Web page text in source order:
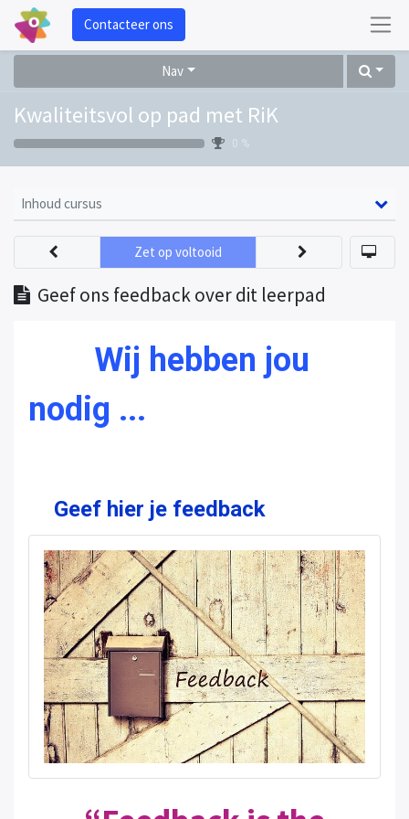
Contacteer ons
Nav
Kwaliteitsvol op pad met RiK
0 %
Inhoud cursus
Geef ons feedback over dit leerpad
Zet op voltooid
Wij hebben jou
nodig ...
Geef hier je feedback